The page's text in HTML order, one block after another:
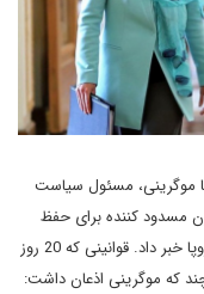
موگرینی، مسئول سیاست
مسدود کننده برای حفظ
خبر داد.
قوانینی که 20 روز
که موگرینی اذعان داشت: